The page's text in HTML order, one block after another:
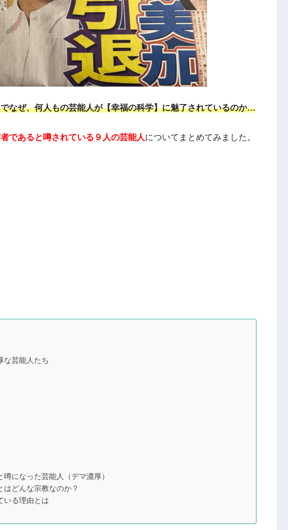
なぜ、何人もの芸能人が【幸福の科学】に魅了されているのか…
であると噂されている９人の芸能人についてまとめてみました。
な芸能人たち
になった芸能人（デマ濃厚）
はどんな宗教なのか？
いる理由とは